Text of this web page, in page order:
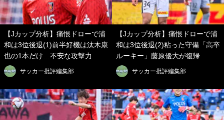
【Jカップ分析】痛恨ドローで浦
和は3位後退(1)前半好機は汰木康
也の1本だけ…不安な攻撃力
サッカー批評編集部
【Jカップ分析】痛恨ドローで浦
和は3位後退(2)粘った守備「高卒
ルーキー」藤原優大が復帰
サッカー批評編集部